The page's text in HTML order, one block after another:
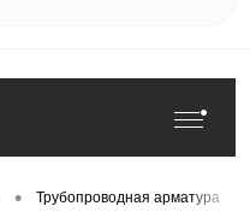
• Трубопроводная арматура